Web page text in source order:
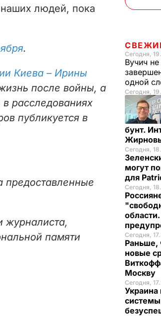
людей, пока
.
Киева – Ирины
после войны, а
в расследованиях
публикуется в
предоставленные
журналиста,
памяти
Сегодня,
Вучич
одной
Сегодня,
бунт.
Сегодня,
могут
для
Сегодня,
Сегодня,
Раньше,
новые
Москву
Сегодня,
Украина